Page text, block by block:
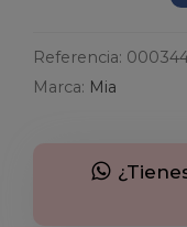
Referencia:
Marca: Mia